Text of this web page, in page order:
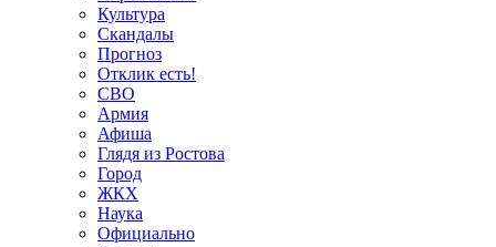
Культура
Скандалы
Прогноз
Отклик есть!
СВО
Армия
Афиша
Глядя из Ростова
Город
ЖКХ
Наука
Официально